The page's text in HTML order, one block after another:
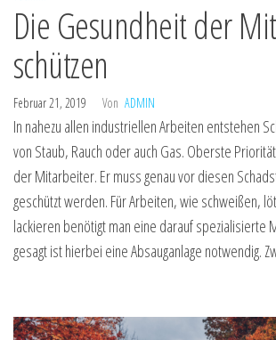
Die Gesundheit der
schützen
Februar 21, 2019 Von ADMIN
In nahezu allen industriellen Arbeiten entstehen
von Staub, Rauch oder auch Gas. Oberste
der Mitarbeiter. Er muss genau vor diesen
geschützt werden. Für Arbeiten, wie schweißen,
lackieren benötigt man eine darauf spezialisierte
gesagt ist hierbei eine Absauganlage notwendig.